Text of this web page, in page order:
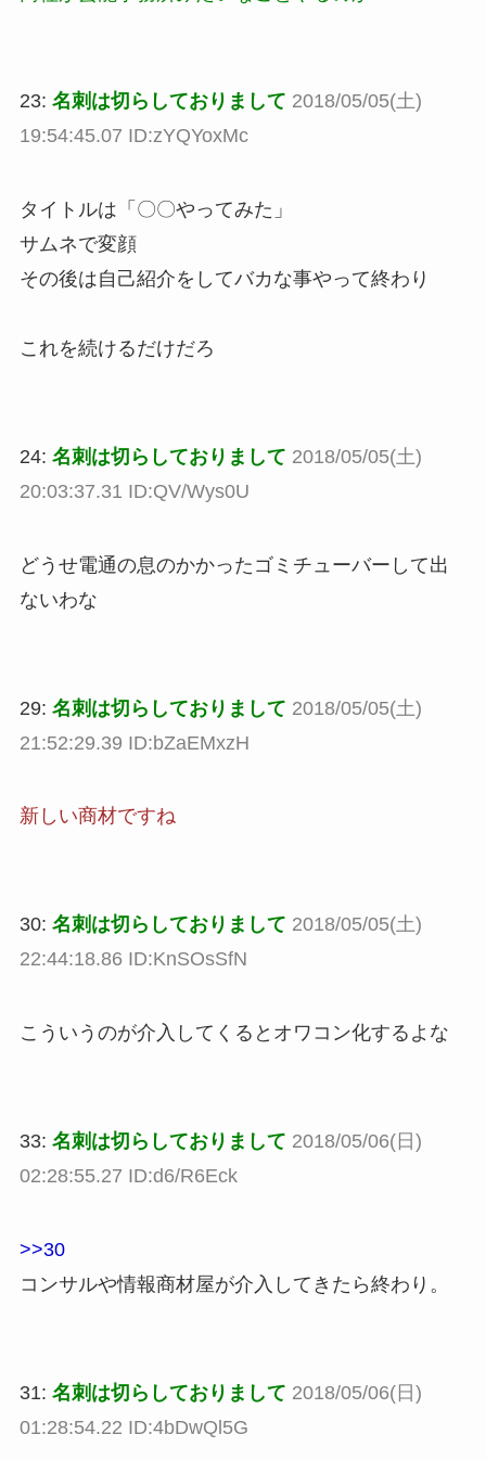
23: 名刺は切らしておりまして 2018/05/05(土)
19:54:45.07 ID:zYQYoxMc
タイトルは「〇〇やってみた」
サムネで変顔
その後は自己紹介をしてバカな事やって終わり
これを続けるだけだろ
24: 名刺は切らしておりまして 2018/05/05(土)
20:03:37.31 ID:QV/Wys0U
どうせ電通の息のかかったゴミチューバーして出
ないわな
29: 名刺は切らしておりまして 2018/05/05(土)
21:52:29.39 ID:bZaEMxzH
新しい商材ですね
30: 名刺は切らしておりまして 2018/05/05(土)
22:44:18.86 ID:KnSOsSfN
こういうのが介入してくるとオワコン化するよな
33: 名刺は切らしておりまして 2018/05/06(日)
02:28:55.27 ID:d6/R6Eck
>>30
コンサルや情報商材屋が介入してきたら終わり。
31: 名刺は切らしておりまして 2018/05/06(日)
01:28:54.22 ID:4bDwQl5G